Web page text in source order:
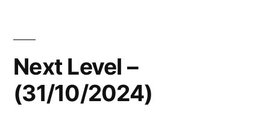
Next Level –
(31/10/2024)